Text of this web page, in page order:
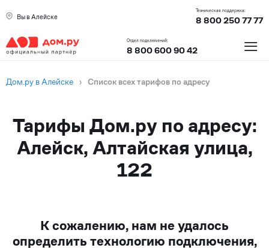
Вы в Алейске
Техническая поддержка:
8 800 250 77 77
Отдел подключений:
8 800 600 90 42 ≡
Дом.ру в Алейске › Список всех тарифов по адресу
Тарифы Дом.ру по адресу:
Алейск, Алтайская улица,
122
К сожалению, нам не удалось
определить технологию подключения,